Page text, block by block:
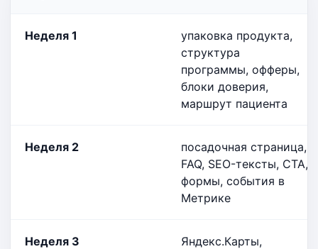
Неделя 1
упаковка продукта,
структура
программы, офферы,
блоки доверия,
маршрут пациента
Неделя 2
посадочная страница,
FAQ, SEO-тексты, CTA,
формы, события в
Метрике
Неделя 3
Яндекс.Карты,